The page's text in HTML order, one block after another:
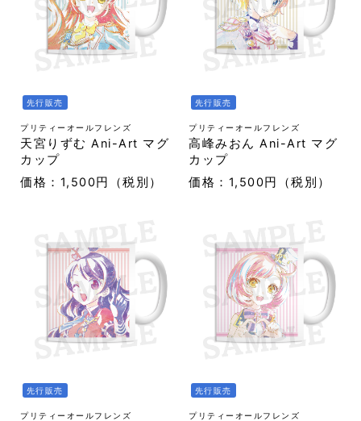
プリティーオールフレンズ
天宮りずむ Ani-Art マグ
カップ
先行販売
価格：1,500円（税別）
プリティーオールフレンズ
高峰みおん Ani-Art マグ
カップ
先行販売
価格：1,500円（税別）
プリティーオールフレンズ
先行販売
プリティーオールフレンズ
先行販売